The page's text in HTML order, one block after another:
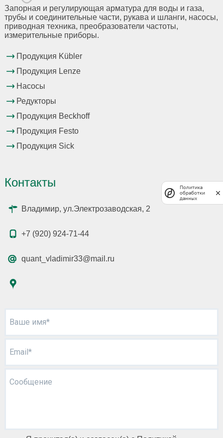
Запорная и регулирующая арматура для воды и газа,
трубы и соединительные части, рукава и шланги, насосы,
приводная техника, преобразователи частоты,
измерительные приборы.
Продукция Kübler
Продукция Lenze
Насосы
Редукторы
Продукция Beckhoff
Продукция Festo
Продукция Sick
Контакты
Владимир, ул.Электрозаводская, 2
+7 (920) 924-71-44
quant_vladimir33@mail.ru
Ваше имя*
Email*
Сообщение
Политика
обработки
данных